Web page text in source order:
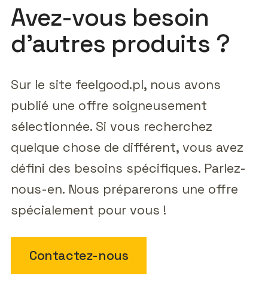
Avez-vous besoin
d'autres produits ?
Sur le site feelgood.pl, nous avons
publié une offre soigneusement
sélectionnée. Si vous recherchez
quelque chose de différent, vous avez
défini des besoins spécifiques. Parlez-
nous-en. Nous préparerons une offre
spécialement pour vous !
Contactez-nous